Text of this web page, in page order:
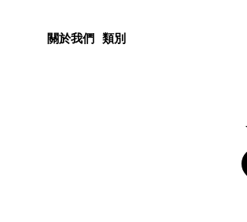
關於我們 類別